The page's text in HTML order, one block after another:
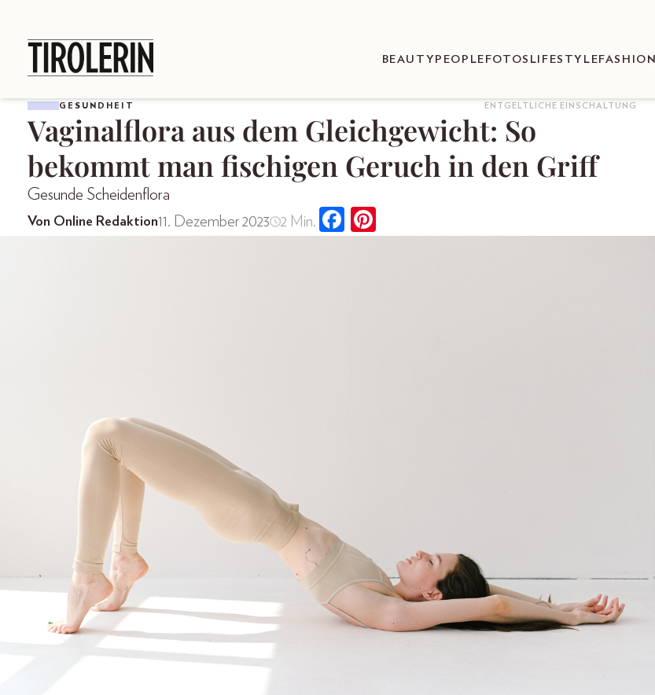
BEAUTY PEOPLE FOTOS LIFESTYLE FASHION
GESUNDHEIT ENTGELTLICHE EINSCHALTUNG
Vaginalflora aus dem Gleichgewicht: So
bekommt man fischigen Geruch in den Griff
Gesunde Scheidenflora
Von Online Redaktion11. Dezember 2023 2 Min.